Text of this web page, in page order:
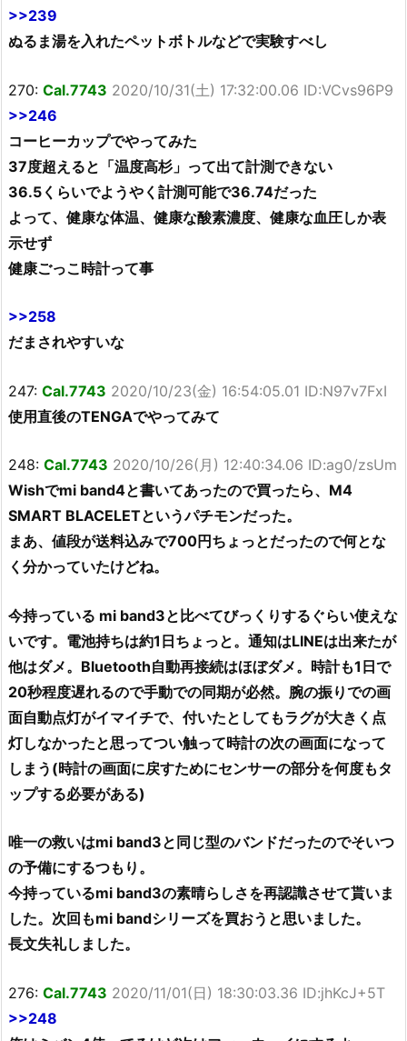
>>239
ぬるま湯を入れたペットボトルなどで実験すべし
270: Cal.7743 2020/10/31(土) 17:32:00.06 ID:VCvs96P9
>>246
コーヒーカップでやってみた
37度超えると「温度高杉」って出て計測できない
36.5くらいでようやく計測可能で36.74だった
よって、健康な体温、健康な酸素濃度、健康な血圧しか表
示せず
健康ごっこ時計って事
>>258
だまされやすいな
247: Cal.7743 2020/10/23(金) 16:54:05.01 ID:N97v7FxI
使用直後のTENGAでやってみて
248: Cal.7743 2020/10/26(月) 12:40:34.06 ID:ag0/zsUm
Wishでmi band4と書いてあったので買ったら、M4
SMART BLACELETというパチモンだった。
まあ、値段が送料込みで700円ちょっとだったので何とな
く分かっていたけどね。
今持っている mi band3と比べてびっくりするぐらい使えな
いです。電池持ちは約1日ちょっと。通知はLINEは出来たが
他はダメ。Bluetooth自動再接続はほぼダメ。時計も1日で
20秒程度遅れるので手動での同期が必然。腕の振りでの画
面自動点灯がイマイチで、付いたとしてもラグが大きく点
灯しなかったと思ってつい触って時計の次の画面になって
しまう(時計の画面に戻すためにセンサーの部分を何度もタ
ップする必要がある)
唯一の救いはmi band3と同じ型のバンドだったのでそいつ
の予備にするつもり。
今持っているmi band3の素晴らしさを再認識させて貰いま
した。次回もmi bandシリーズを買おうと思いました。
長文失礼しました。
276: Cal.7743 2020/11/01(日) 18:30:03.36 ID:jhKcJ+5T
>>248